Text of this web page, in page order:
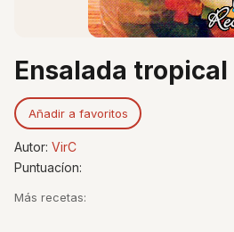
Ensalada tropical
Añadir a favoritos
Autor: VirC
Puntuacíon:
Más recetas: